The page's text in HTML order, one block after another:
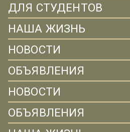
ДЛЯ СТУДЕНТОВ
НАША ЖИЗНЬ
НОВОСТИ
ОБЪЯВЛЕНИЯ
НОВОСТИ
ОБЪЯВЛЕНИЯ